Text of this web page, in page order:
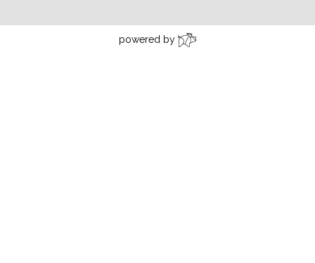
powered by